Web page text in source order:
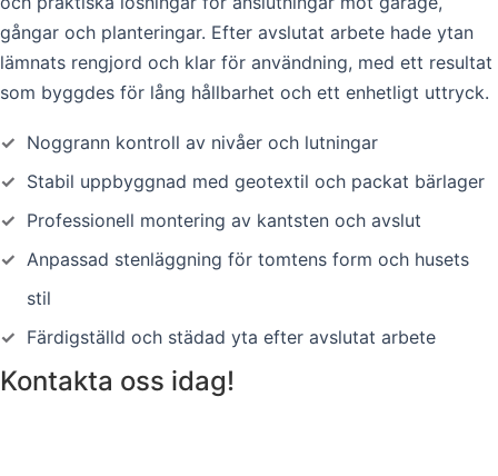
gångar och planteringar. Efter avslutat arbete hade ytan
lämnats rengjord och klar för användning, med ett resultat
som byggdes för lång hållbarhet och ett enhetligt uttryck.
✓ Noggrann kontroll av nivåer och lutningar
✓ Stabil uppbyggnad med geotextil och packat bärlager
✓ Professionell montering av kantsten och avslut
✓ Anpassad stenläggning för tomtens form och husets
stil
✓ Färdigställd och städad yta efter avslutat arbete
Kontakta oss idag!